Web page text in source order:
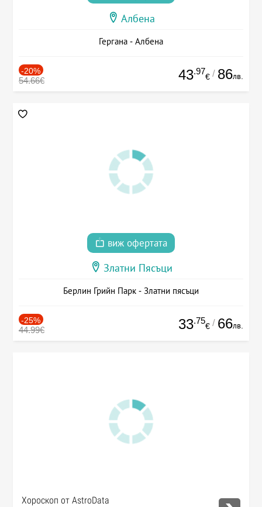
Албена
Гергана - Албена
-20%
54.66€ 43.97
€ / 86лв.
виж офертата
Златни Пясъци
Берлин Грийн Парк - Златни пясъци
-25%
44.99€ 33.75
€ / 66лв.
Хороскоп от AstroData